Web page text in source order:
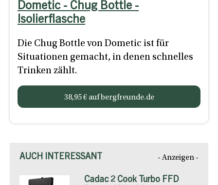
Dometic - Chug Bottle -
Isolierflasche
Die Chug Bottle von Dometic ist für
Situationen gemacht, in denen schnelles
Trinken zählt.
38,95 € auf bergfreunde.de
AUCH INTERESSANT - Anzeigen -
Cadac 2 Cook Turbo FFD